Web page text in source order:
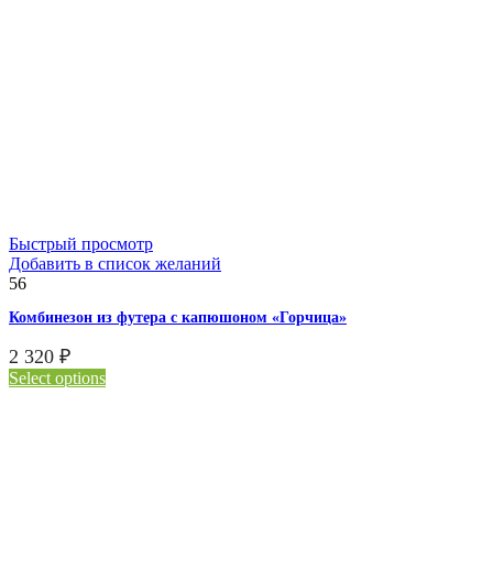
Быстрый просмотр
Добавить в список желаний
56
Комбинезон из футера с капюшоном «Горчица»
2 320 ₽
Select options